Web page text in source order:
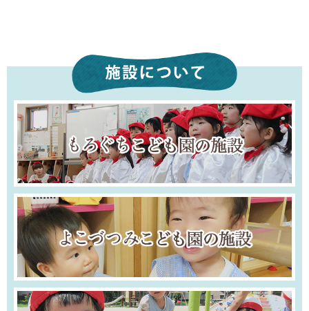
園の自己評価公表
防災計画
06-6915-8558